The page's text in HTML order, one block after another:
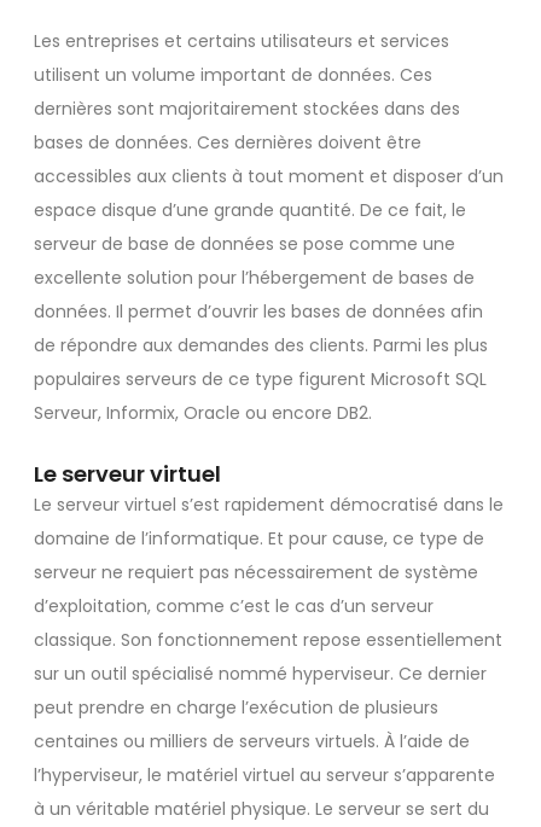
Les entreprises et certains utilisateurs et services
utilisent un volume important de données. Ces
dernières sont majoritairement stockées dans des
bases de données. Ces dernières doivent être
accessibles aux clients à tout moment et disposer d’un
espace disque d’une grande quantité. De ce fait, le
serveur de base de données se pose comme une
excellente solution pour l’hébergement de bases de
données. Il permet d’ouvrir les bases de données afin
de répondre aux demandes des clients. Parmi les plus
populaires serveurs de ce type figurent Microsoft SQL
Serveur, Informix, Oracle ou encore DB2.
Le serveur virtuel
Le serveur virtuel s’est rapidement démocratisé dans le
domaine de l’informatique. Et pour cause, ce type de
serveur ne requiert pas nécessairement de système
d’exploitation, comme c’est le cas d’un serveur
classique. Son fonctionnement repose essentiellement
sur un outil spécialisé nommé hyperviseur. Ce dernier
peut prendre en charge l’exécution de plusieurs
centaines ou milliers de serveurs virtuels. À l’aide de
l’hyperviseur, le matériel virtuel au serveur s’apparente
à un véritable matériel physique. Le serveur se sert du